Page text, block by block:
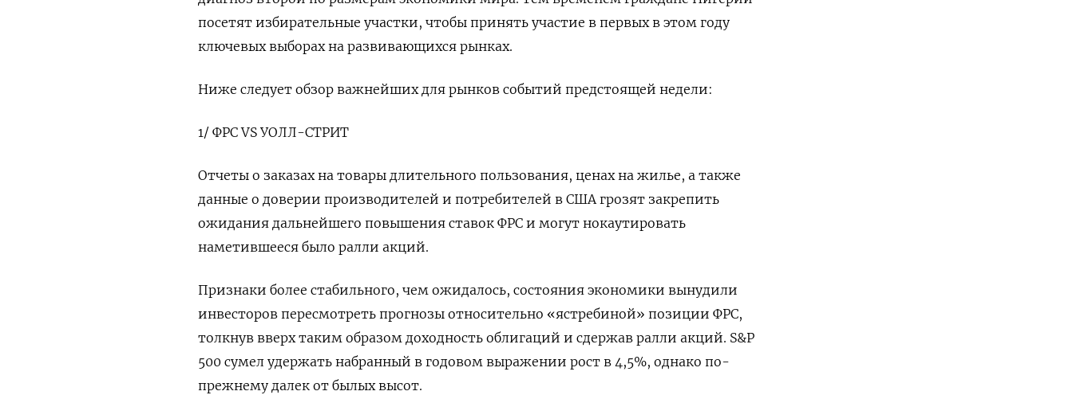
посетят избирательные участки, чтобы принять участие в первых в этом году
ключевых выборах на развивающихся рынках.
Ниже следует обзор важнейших для рынков событий предстоящей недели:
1/ ФРС VS УОЛЛ-СТРИТ
Отчеты о заказах на товары длительного пользования, ценах на жилье, а также
данные о доверии производителей и потребителей в США грозят закрепить
ожидания дальнейшего повышения ставок ФРС и могут нокаутировать
наметившееся было ралли акций.
Признаки более стабильного, чем ожидалось, состояния экономики вынудили
инвесторов пересмотреть прогнозы относительно «ястребиной» позиции ФРС,
толкнув вверх таким образом доходность облигаций и сдержав ралли акций. S&P
500 сумел удержать набранный в годовом выражении рост в 4,5%, однако по-
прежнему далек от былых высот.